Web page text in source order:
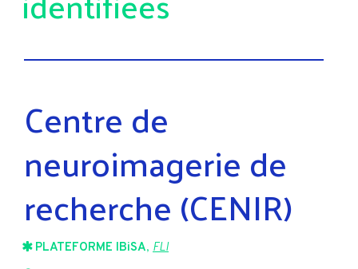
Centre de
neuroimagerie de
recherche (CENIR)
PLATEFORME IBiSA, FLI